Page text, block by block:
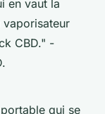
en vaut la
vaporisateur
CBD." -
qui se